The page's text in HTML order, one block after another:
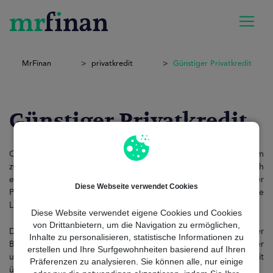
Diese Webseite verwendet Cookies
Diese Website verwendet eigene Cookies und Cookies
von Drittanbietern, um die Navigation zu ermöglichen,
Inhalte zu personalisieren, statistische Informationen zu
erstellen und Ihre Surfgewohnheiten basierend auf Ihren
Präferenzen zu analysieren. Sie können alle, nur einige
MrFinan privatkredit Günstiger Privatkredit
Günstiger Privatkredit
Ob Renovierung, Umschuldung oder einfach ein kleiner Traum
zwischendurch – viele Menschen in Deutschland suchen nach
einer unkomplizierten Finanzierungslösung. Ein günstiger
Privatkredit kann genau das bieten: niedrige Zinsen, flexible
Laufzeiten und schnelle Auszahlung.
Doch wie findet man das beste Angebot im Dschungel der
Banken? Genau hier kommt MrFinan ins Spiel. Als unabhängiger
und digitaler Kreditvermittler vergleichen wir für dich in Echtzeit
über 30 Banken – kostenlos, sicher und ohne Papierkram.